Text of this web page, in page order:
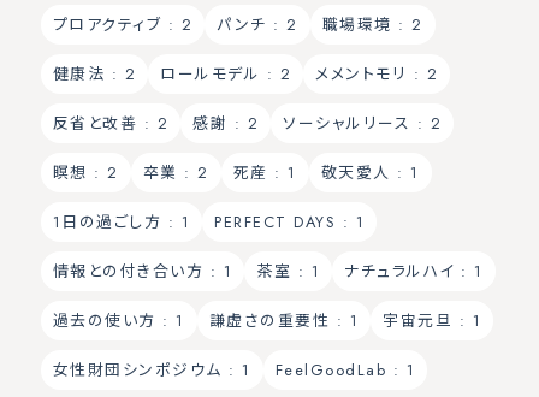
プロアクティブ : 2 パンチ : 2 職場環境 : 2
健康法 : 2 ロールモデル : 2 メメントモリ : 2
反省と改善 : 2 感謝 : 2 ソーシャルリース : 2
瞑想 : 2 卒業 : 2 死産 : 1 敬天愛人 : 1
1日の過ごし方 : 1 PERFECT DAYS : 1
情報との付き合い方 : 1 茶室 : 1 ナチュラルハイ : 1
過去の使い方 : 1 謙虚さの重要性 : 1 宇宙元旦 : 1
女性財団シンポジウム : 1 FeelGoodLab : 1